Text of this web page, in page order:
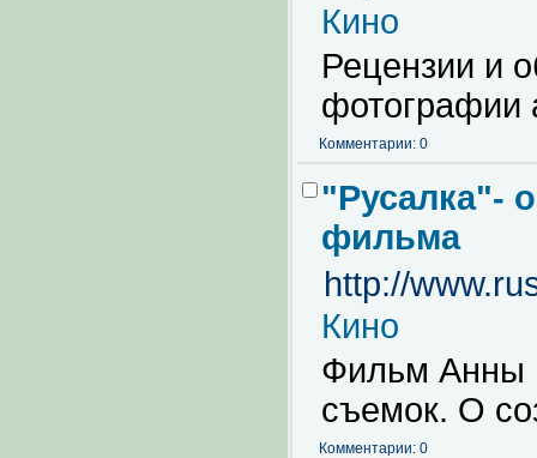
Кино
Рецензии и
фотографии
Комментарии: 0
"Русалка"-
фильма
http://
Кино
Фильм Анны
съемок. О
Комментарии: 0